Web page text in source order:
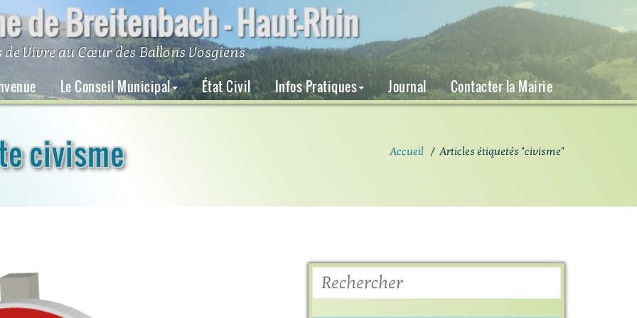
de Breitenbach – Haut-Rhin
de Vivre au Cœur des Ballons Vosgiens
Le Conseil Municipal État Civil Infos Pratiques Journal Contacter la Mairie
civisme Accueil / Articles étiquetés "civisme"
Rechercher